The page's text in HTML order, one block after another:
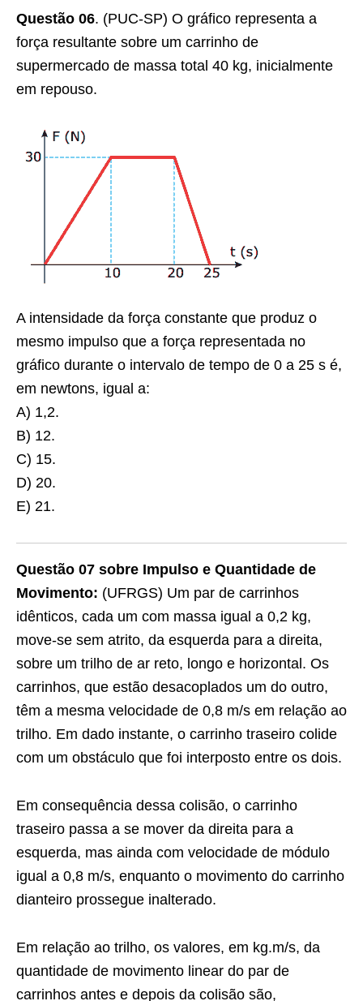
Questão 06. (PUC-SP) O gráfico representa a
força resultante sobre um carrinho de
supermercado de massa total 40 kg, inicialmente
em repouso.
A intensidade da força constante que produz o
mesmo impulso que a força representada no
gráfico durante o intervalo de tempo de 0 a 25 s é,
em newtons, igual a:
A) 1,2.
B) 12.
C) 15.
D) 20.
E) 21.
Questão 07 sobre Impulso e Quantidade de
Movimento: (UFRGS) Um par de carrinhos
idênticos, cada um com massa igual a 0,2 kg,
move-se sem atrito, da esquerda para a direita,
sobre um trilho de ar reto, longo e horizontal. Os
carrinhos, que estão desacoplados um do outro,
têm a mesma velocidade de 0,8 m/s em relação ao
trilho. Em dado instante, o carrinho traseiro colide
com um obstáculo que foi interposto entre os dois.
Em consequência dessa colisão, o carrinho
traseiro passa a se mover da direita para a
esquerda, mas ainda com velocidade de módulo
igual a 0,8 m/s, enquanto o movimento do carrinho
dianteiro prossegue inalterado.
Em relação ao trilho, os valores, em kg.m/s, da
quantidade de movimento linear do par de
carrinhos antes e depois da colisão são,